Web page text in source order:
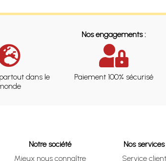
Nos engagements :
dans le
Paiement 100% sécurisé
Notre société
Mieux nous connaître
Nos services
Service client